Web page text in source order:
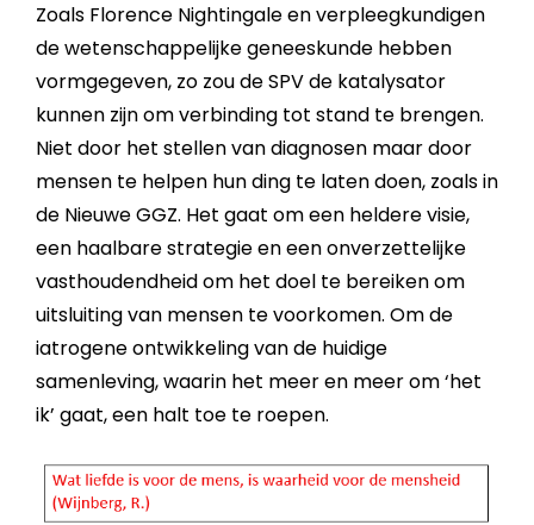
Zoals Florence Nightingale en verpleegkundigen
de wetenschappelijke geneeskunde hebben
vormgegeven, zo zou de SPV de katalysator
kunnen zijn om verbinding tot stand te brengen.
Niet door het stellen van diagnosen maar door
mensen te helpen hun ding te laten doen, zoals in
de Nieuwe GGZ. Het gaat om een heldere visie,
een haalbare strategie en een onverzettelijke
vasthoudendheid om het doel te bereiken om
uitsluiting van mensen te voorkomen. Om de
iatrogene ontwikkeling van de huidige
samenleving, waarin het meer en meer om ‘het
ik’ gaat, een halt toe te roepen.